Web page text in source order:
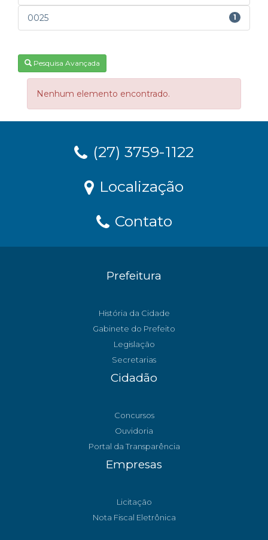
0025 1
Pesquisa Avançada
Nenhum elemento encontrado.
(27) 3759-1122
Localização
Contato
Prefeitura
História da Cidade
Gabinete do Prefeito
Legislação
Secretarias
Cidadão
Concursos
Ouvidoria
Portal da Transparência
Empresas
Licitação
Nota Fiscal Eletrônica